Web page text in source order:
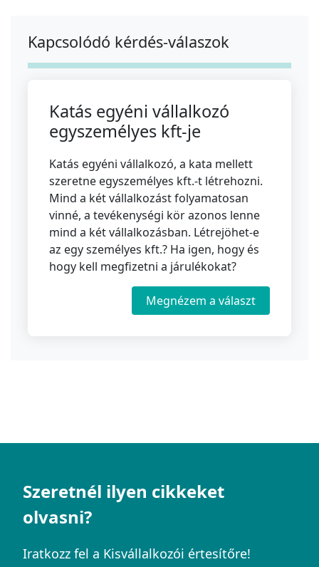
Kapcsolódó kérdés-válaszok
Katás egyéni vállalkozó
egyszemélyes kft-je
Katás egyéni vállalkozó, a kata mellett
szeretne egyszemélyes kft.-t létrehozni.
Mind a két vállalkozást folyamatosan
vinné, a tevékenységi kör azonos lenne
mind a két vállalkozásban. Létrejöhet-e
az egy személyes kft.? Ha igen, hogy és
hogy kell megfizetni a járulékokat?
Megnézem a választ
Szeretnél ilyen cikkeket
olvasni?
Iratkozz fel a Kisvállalkozói értesítőre!